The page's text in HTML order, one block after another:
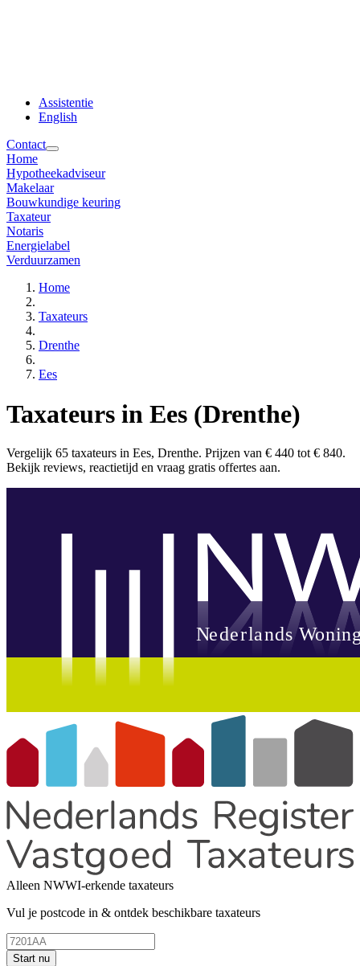
Assistentie
English
Contact
Home
Hypotheekadviseur
Makelaar
Bouwkundige keuring
Taxateur
Notaris
Energielabel
Verduurzamen
Home
Taxateurs
Drenthe
Ees
Taxateurs in Ees (Drenthe)
Vergelijk 65 taxateurs in Ees, Drenthe. Prijzen van € 440 tot € 840.
Bekijk reviews, reactietijd en vraag gratis offertes aan.
Alleen NWWI-erkende taxateurs
Vul je postcode in & ontdek beschikbare taxateurs
Start nu